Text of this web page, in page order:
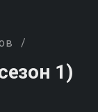
/
1)